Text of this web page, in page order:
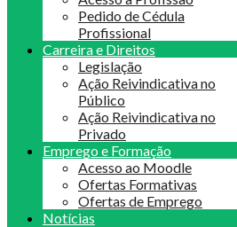
Pedido de Cédula
Profissional
Carreira e Direitos
Legislação
Ação Reivindicativa no
Público
Ação Reivindicativa no
Privado
Emprego e Formação
Acesso ao Moodle
Ofertas Formativas
Ofertas de Emprego
Notícias